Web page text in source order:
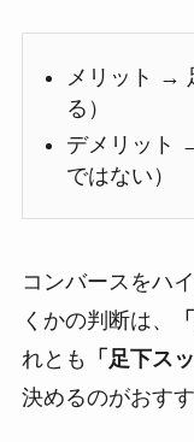
メリット →
る）
デメリット
ではない）
コンバースをハ
くかの判断は、
れとも
「足下ス
決めるのがおすす